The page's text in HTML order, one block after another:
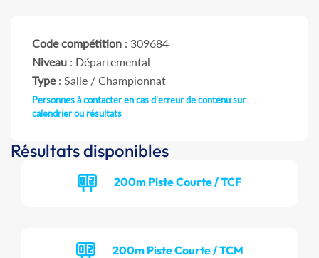
Code compétition : 309684
Niveau : Départemental
Type: Salle / Championnat
Personnes à contacter en cas d'erreur de contenu sur
calendrier ou résultats
Résultats disponibles
200m Piste Courte / TCF
200m Piste Courte / TCM